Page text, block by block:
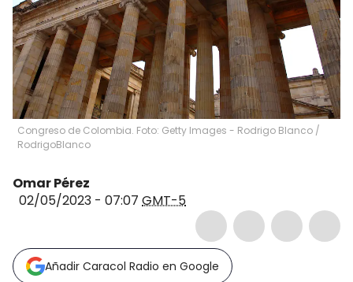
Congreso de Colombia. Foto: Getty Images - Rodrigo Blanco /
RodrigoBlanco
Omar Pérez
02/05/2023 - 07:07 GMT-5
Añadir Caracol Radio en Google